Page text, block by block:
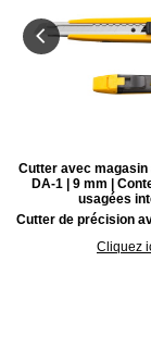
Cutter avec magasin
DA-1 | 9 mm |
usagées
Cliquez